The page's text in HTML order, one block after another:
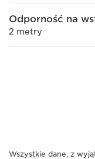
Odporność na
2 metry
Wszystkie dane, z